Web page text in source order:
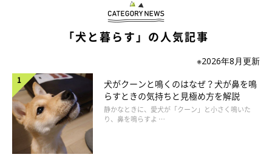
いぬのきもち投稿写真ギャラリー
――では、犬はどうやってその感情を表現するのでしょうか。犬
が放っておいてほしいときに見せるしぐさを教えてください。
「犬と暮らす」の人気記事
※2026年8月更新
犬がクーンと鳴くのはなぜ？犬が鼻を鳴
らすときの気持ちと見極め方を解説
静かなときに、愛犬が「クーン」と小さく鳴いた
り、鼻を鳴らすよ …